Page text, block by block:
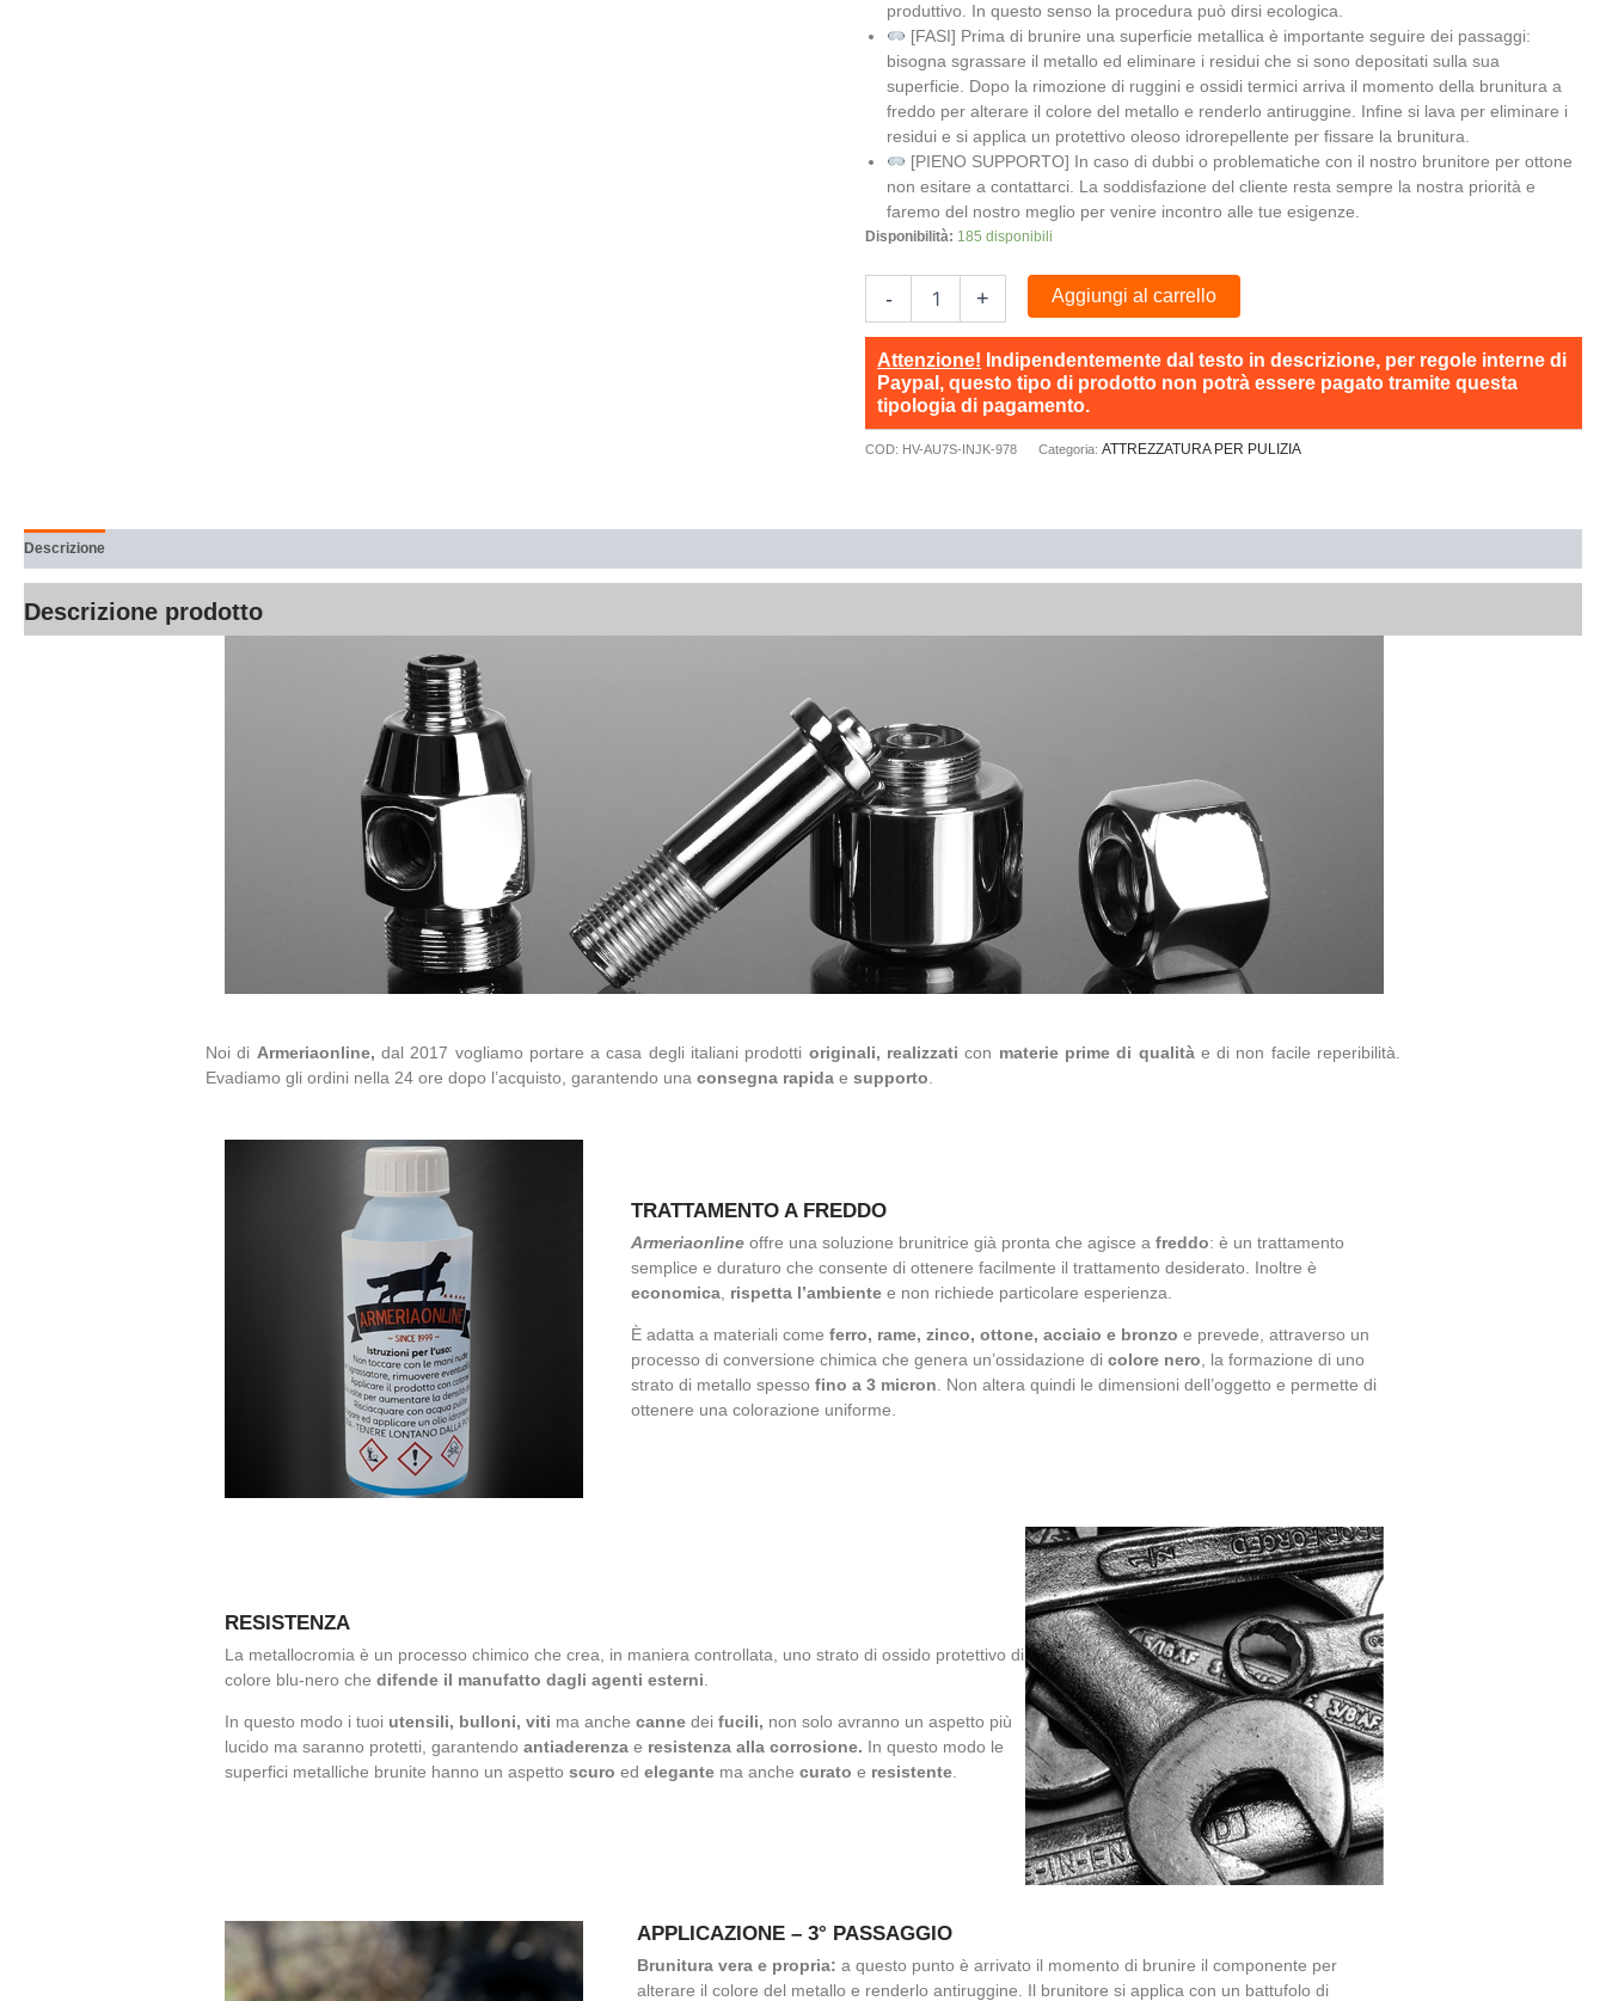
produttivo. In questo senso la procedura può dirsi ecologica.
[FASI] Prima di brunire una superficie metallica è importante seguire dei passaggi:
bisogna sgrassare il metallo ed eliminare i residui che si sono depositati sulla sua
superficie. Dopo la rimozione di ruggini e ossidi termici arriva il momento della brunitura a
freddo per alterare il colore del metallo e renderlo antiruggine. Infine si lava per eliminare i
residui e si applica un protettivo oleoso idrorepellente per fissare la brunitura.
[PIENO SUPPORTO] In caso di dubbi o problematiche con il nostro brunitore per ottone
non esitare a contattarci. La soddisfazione del cliente resta sempre la nostra priorità e
faremo del nostro meglio per venire incontro alle tue esigenze.
Disponibilità: 185 disponibili
- + Aggiungi al carrello
Attenzione! Indipendentemente dal testo in descrizione, per regole interne di
Paypal, questo tipo di prodotto non potrà essere pagato tramite questa
tipologia di pagamento.
COD: HV-AU7S-INJK-978 Categoria:ATTREZZATURA PER PULIZIA
Descrizione
Descrizione prodotto
Noi di Armeriaonline, dal 2017 vogliamo portare a casa degli italiani prodotti originali, realizzaticon materie prime di qualitàe di non facile reperibilità.
Evadiamo gli ordini nella 24 ore dopo l’acquisto, garantendo una consegna rapida e supporto
TRATTAMENTO A FREDDO
Armeriaonline offre una soluzione brunitrice già pronta che agisce a freddo: è un trattamento
semplice e duraturo che consente di ottenere facilmente il trattamento desiderato. Inoltre è
economica, rispetta l’ambientee non richiede particolare esperienza.
È adatta a materiali come ferro, rame, zinco, ottone, acciaio e bronzo e prevede, attraverso un
processo di conversione chimica che genera un’ossidazione di colore nero , la formazione di uno
strato di metallo spesso fino a 3 micron . Non altera quindi le dimensioni dell’oggetto e permette di
ottenere una colorazione uniforme.
RESISTENZA
La metallocromia è un processo chimico che crea, in maniera controllata, uno strato di ossido protettivo di
colore blu-nero che difende il manufatto dagli agenti esterni
In questo modo i tuoi utensili, bulloni, viti ma anche cannedei fucili, non solo avranno un aspetto più
lucido ma saranno protetti, garantendo antiaderenzae resistenza alla corrosione. In questo modo le
superfici metalliche brunite hanno un aspetto scuro ed elegantema anche curato e resistente.
APPLICAZIONE – 3° PASSAGGIO
Brunitura vera e propria: a questo punto è arrivato il momento di brunire il componente per
alterare il colore del metallo e renderlo antiruggine. Il brunitore si applica con un battufolo di